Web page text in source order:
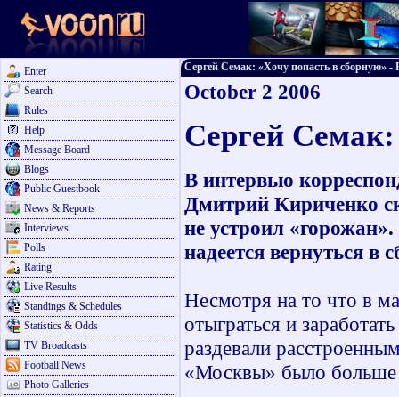
Enter
Search
Rules
Help
Message Board
Blogs
Public Guestbook
News & Reports
Interviews
Polls
Rating
Live Results
Standings & Schedules
Statistics & Odds
TV Broadcasts
Football News
Photo Galleries
Сергей Семак: «Хочу попасть в сборную» -
October 2 2006
Сергей
В интервью
Дмитрий Кириченко
не устроил
надеется вернуться в
Несмотря на то что в
отыграться и
раздевали
«Москвы» было больше